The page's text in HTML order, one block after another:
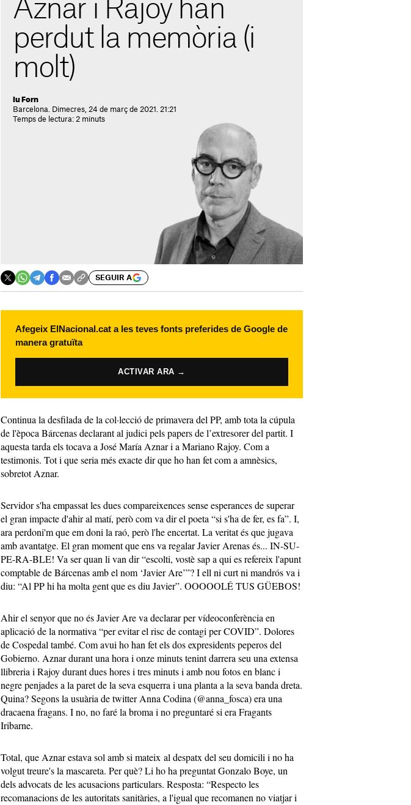
Aznar i Rajoy han
perdut la memòria (i
molt)
Iu Forn
Barcelona. Dimecres, 24 de març de 2021. 21:21
Temps de lectura: 2 minuts
SEGUIR A
Afegeix ElNacional.cat a les teves fonts preferides de Google de
manera gratuïta
ACTIVAR ARA →
Continua la desfilada de la col·lecció de primavera del PP, amb tota la cúpula
de l'època Bárcenas declarant al judici pels papers de l’extresorer del partit. I
aquesta tarda els tocava a José María Aznar i a Mariano Rajoy. Com a
testimonis. Tot i que seria més exacte dir que ho han fet com a amnèsics,
sobretot Aznar.
Servidor s'ha empassat les dues compareixences sense esperances de superar
el gran impacte d'ahir al matí, però com va dir el poeta “si s'ha de fer, es fa”. I,
ara perdoni'm que em doni la raó, però l'he encertat. La veritat és que jugava
amb avantatge. El gran moment que ens va regalar Javier Arenas és... IN-SU-
PE-RA-BLE! Va ser quan li van dir “escolti, vostè sap a qui es refereix l'apunt
comptable de Bárcenas amb el nom ‘Javier Are’”? I ell ni curt ni mandrós va i
diu: “Al PP hi ha molta gent que es diu Javier”. OOOOOLÉ TUS GÜEBOS!
Ahir el senyor que no és Javier Are va declarar per vídeoconferència en
aplicació de la normativa “per evitar el risc de contagi per COVID”. Dolores
de Cospedal també. Com avui ho han fet els dos expresidents peperos del
Gobierno. Aznar durant una hora i onze minuts tenint darrera seu una extensa
llibreria i Rajoy durant dues hores i tres minuts i amb nou fotos en blanc i
negre penjades a la paret de la seva esquerra i una planta a la seva banda dreta.
Quina? Segons la usuària de twitter Anna Codina (@anna_fosca) era una
dracaena fragans. I no, no faré la broma i no preguntaré si era Fragants
Iribarne.
Total, que Aznar estava sol amb si mateix al despatx del seu domicili i no ha
volgut treure's la mascareta. Per què? Li ho ha preguntat Gonzalo Boye, un
dels advocats de les acusacions particulars. Resposta: “Respecto les
recomanacions de les autoritats sanitàries, a l'igual que recomanen no viatjar i